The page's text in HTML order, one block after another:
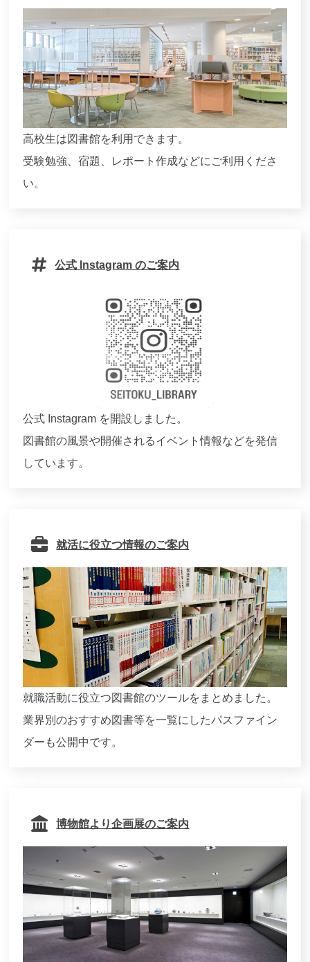
高校生は図書館を利用できます。
受験勉強、宿題、レポート作成などにご利用くださ
い。
公式 Instagram のご案内
公式 Instagram を開設しました。
図書館の風景や開催されるイベント情報などを発信
しています。
就活に役立つ情報のご案内
就職活動に役立つ図書館のツールをまとめました。
業界別のおすすめ図書等を一覧にしたパスファイン
ダーも公開中です。
博物館より企画展のご案内